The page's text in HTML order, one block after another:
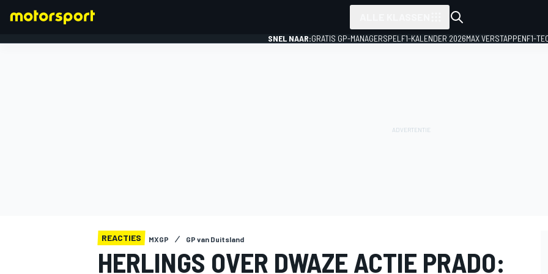
SNEL NAAR:GRATIS GP-MANAGERSPEL F1-KALENDER 2026MAX VERSTAPPENF1-
REACTIES MXGP GP van Duitsland
HERLINGS OVER DWAZE ACTIE PRADO: